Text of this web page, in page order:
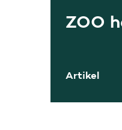
ZOO
Artikel